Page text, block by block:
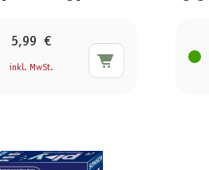
5,99 €
inkl. MwSt.